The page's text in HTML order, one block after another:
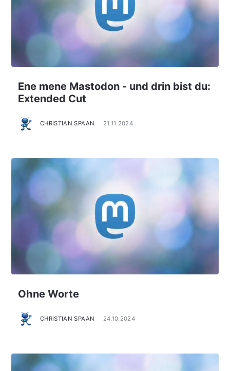
Ene mene Mastodon - und drin bist du:
Extended Cut
CHRISTIAN SPAAN 21.11.2024
Ohne Worte
CHRISTIAN SPAAN 24.10.2024